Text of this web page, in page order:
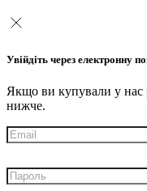
Увійдіть через електронну
Якщо ви купували у нас
нижче.